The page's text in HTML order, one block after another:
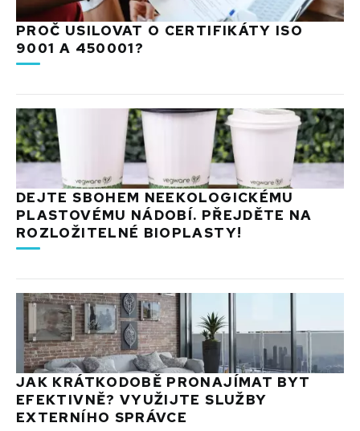
PROČ USILOVAT O CERTIFIKÁTY ISO
9001 A 450001?
DEJTE SBOHEM NEEKOLOGICKÉMU
PLASTOVÉMU NÁDOBÍ. PŘEJDĚTE NA
ROZLOŽITELNÉ BIOPLASTY!
JAK KRÁTKODOBĚ PRONAJÍMAT BYT
EFEKTIVNĚ? VYUŽIJTE SLUŽBY
EXTERNÍHO SPRÁVCE